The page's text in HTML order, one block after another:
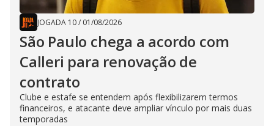
JOGADA 10/ 01/08/2026
São Paulo chega a acordo com
Calleri para renovação de
contrato
Clube e estafe se entendem após flexibilizarem termos
financeiros, e atacante deve ampliar vínculo por mais duas
temporadas